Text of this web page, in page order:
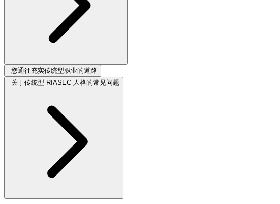
您通往充实传统型职业的道路
关于传统型 RIASEC 人格的常见问题